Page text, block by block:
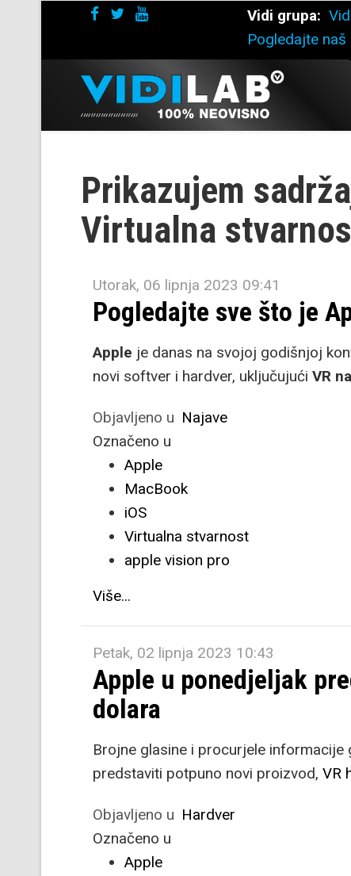
Vidi grupa:
Pogledajte
Prikazujem
Virtualna
Utorak, 06 lipnja 2023 09:41
Pogledajte sve što je
Apple je danas na svojoj godišnjoj
novi softver i hardver, uključujući VR
Objavljeno u Najave
Označeno u
Apple
MacBook
iOS
Virtualna stvarnost
apple vision pro
Više...
Petak, 02 lipnja 2023 10:43
Apple u ponedjeljak
dolara
Brojne glasine i procurjele informacije
predstaviti potpuno novi proizvod, VR
Objavljeno u Hardver
Označeno u
Apple